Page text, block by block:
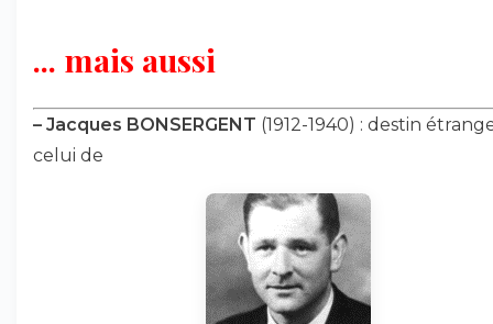
... mais aussi
– Jacques BONSERGENT (1912-1940) : destin
celui de